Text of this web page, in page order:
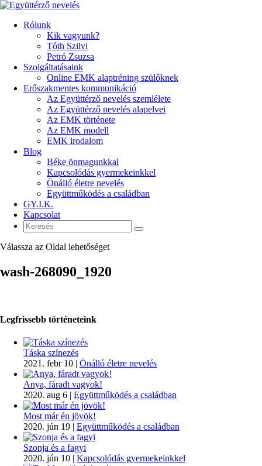
Rólunk
Kik vagyunk?
Tóth Szilvi
Petró Zsuzsa
Szolgáltatásaink
Online EMK alaptréning szülőknek
Erőszakmentes kommunikáció
Az Együttérző nevelés szemlélete
Az Együttérző nevelés alapelvei
Az EMK története
Az EMK modell
EMK irodalom
Blog
Béke önmagunkkal
Kapcsolódás gyermekeinkkel
Önálló életre nevelés
Együttműködés a családban
GY.I.K.
Kapcsolat
Válassza az Oldal lehetőséget
wash-268090_1920
Legfrissebb történeteink
Táska színezés
2021. febr 10 | Önálló életre nevelés
Anya, fáradt vagyok!
2020. aug 6 | Együttműködés a családban
Most már én jövök!
2020. jún 19 | Együttműködés a családban
Szonja és a fagyi
2020. jún 10 | Kapcsolódás gyermekeinkkel